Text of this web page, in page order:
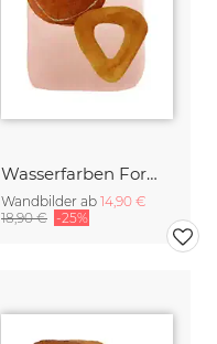
Wasserfarben Formen in Red 1
Wandbilder ab 14,90 €
18,90 € -25%